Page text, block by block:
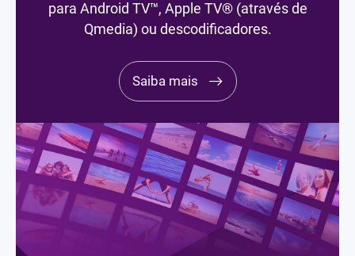
de áudio, fotografias e vídeos do HS-264
para Android TV™, Apple TV® (através de
Saiba mais